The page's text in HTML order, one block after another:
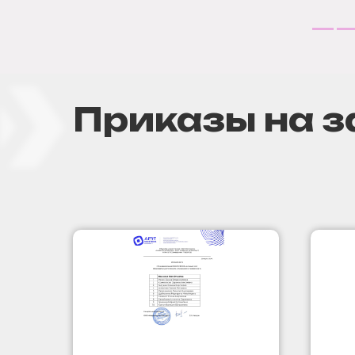
Приказы на